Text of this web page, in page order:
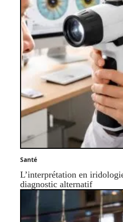
Santé
L’interprétation en
diagnostic alternatif